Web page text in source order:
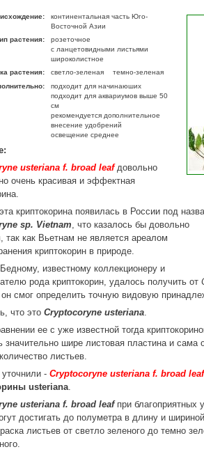
континентальная часть Юго-
Восточной Азии
растения:
розеточное
с ланцетовидными листьями
широколистное
растения:
светло-зеленая
темно-зеленая
подходит для начинаюших
подходит для аквариумов выше 50
см
рекомендуется дополнительное
внесение удобрений
освещение среднее
usteriana f. broad leafдовольно
очень красивая и эффектная
криптокорина появилась в России под
sp. Vietnam , что казалось бы довольно
так как Вьетнам не является ареалом
криптокорин в природе.
известному коллекционеру и
рода криптокорин, удалось получить от
смог определить точную видовую
что этоCryptocoryne usteriana
ее с уже известной тогда
значительно шире листовая пластина и сама
листьев.
уточнили -Cryptocoryne usteriana f. broad leaf
usteriana
usteriana f. broad leafпри благоприятных
достигать до полуметра в длину и
листьев от светло зеленого до темно